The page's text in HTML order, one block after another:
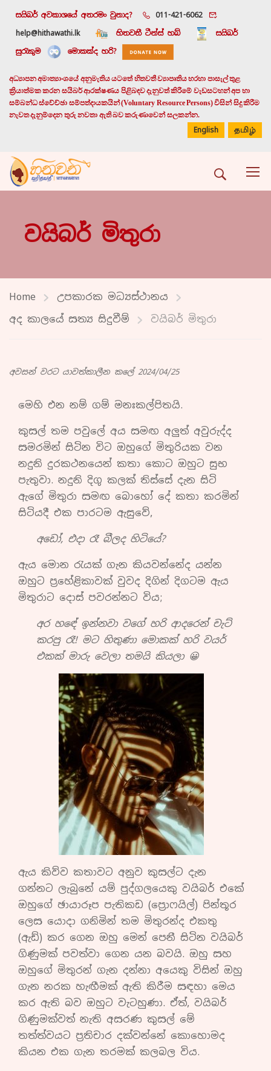
සයිබර් අවකාශයේ අතරමං වුනාද?
011-421-6062
help@hithawathi.lk
හිතවතී ටීන්ස් හබ්
සයිබර්
සුරැකුම
මොකක්ද හරි?
අධ්‍යාපන අමාත්‍යාංශයේ අනුමැතිය යටතේ හිතවතී ව්‍යාපෘතිය හරහා පාසැල් තුළ
ක්‍රියාත්මක කරන සයිබර් ආරක්ෂණය පිළිබඳව දැනුවත් කිරීමේ වැඩසටහන් අප හා
සම්බන්ධ ස්වේච්ඡා සම්පත්දායකයින් (Voluntary Resource Persons) විසින් සිදු කිරීම
නැවත දැනුම්දෙන තුරු නවතා ඇති බව කරුණාවෙන් සලකන්න.
English தமிழ்
වයිබර් මිතුරා
Home
උපකාරක මධ්‍යස්ථානය
අද කාලයේ සත්‍ය සිදුවීම්
වයිබර් මිතුරා
අවසන් වරට යාවත්කාලීන කලේ 2024/04/25
මෙහි එන නම් ගම් මනඃකල්පිතයි.
කුසල් තම පවුලේ අය සමඟ අලුත් අවුරුද්ද
සමරමින් සිටින විට ඔහුගේ මිතුරියක වන
නදුනි දුරකථනයෙන් කතා කොට ඔහුට සුභ
පැතුවා. නදුනි දිගු කලක් තිස්සේ දැන සිටි
ඇගේ මිතුරා සමඟ බොහෝ දේ කතා කරමින්
සිටියදී එක පාරටම ඇසුවේ,
අඩෝ, එදා රෑ බීලද හිටියේ?
ඇය මොන රැයක් ගැන කියවන්නේද යන්න
ඔහුට ප්‍රහේළිකාවක් වුවද දිගින් දිගටම ඇය
මිතුරාට දොස් පවරන්නට විය;
අර හඳේ ඉන්නවා වගේ හරි ආදරෙන් චැට්
කරපු රෑ! මට හිතුණා මොකක් හරි වයර්
එකක් මාරු වෙලා තමයි කියලා 😀
ඇය කිව්ව කතාවට අනුව කුසල්ට දැන
ගන්නට ලැබුනේ යම් පුද්ගලයෙකු වයිබර් එකේ
ඔහුගේ ඡායාරූප පැතිකඩ (ප්‍රොෆයිල්) පින්තූර
ලෙස යොදා ගනිමින් තම මිතුරන්ද එකතු
(ඇඩ්) කර ගෙන ඔහු මෙන් පෙනී සිටින වයිබර්
ගිණුමක් පවත්වා ගෙන යන බවයි. ඔහු සහ
ඔහුගේ මිතුරන් ගැන දන්නා අයෙකු විසින් ඔහු
ගැන නරක හැඟීමක් ඇති කිරීම සඳහා මෙය
කර ඇති බව ඔහුට වැටහුණා. ඒත්, වයිබර්
ගිණුමක්වත් නැති අසරණ කුසල් මේ
තත්ත්වයට ප්‍රතිචාර දක්වන්නේ කොහොමද
කියන එක ගැන තරමක් කලබල විය.